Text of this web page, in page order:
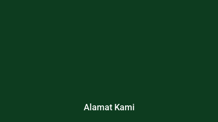
Alamat Kami